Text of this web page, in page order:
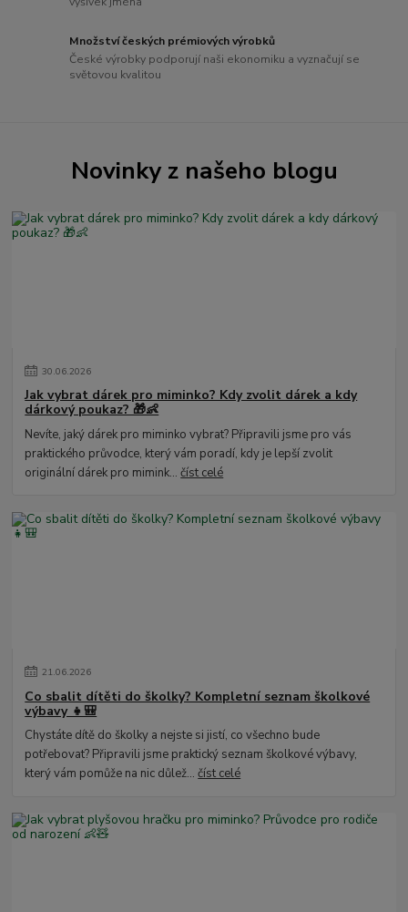
Množství českých prémiových výrobků
České výrobky podporují naši ekonomiku a vyznačují se
světovou kvalitou
Novinky z našeho blogu
30.06.2026
Jak vybrat dárek pro miminko? Kdy zvolit dárek a kdy
dárkový poukaz? 🎁👶
Nevíte, jaký dárek pro miminko vybrat? Připravili jsme pro vás
praktického průvodce, který vám poradí, kdy je lepší zvolit
originální dárek pro mimink...číst celé
21.06.2026
Co sbalit dítěti do školky? Kompletní seznam školkové
výbavy 👧🎒
Chystáte dítě do školky a nejste si jistí, co všechno bude
potřebovat? Připravili jsme praktický seznam školkové výbavy,
který vám pomůže na nic důlež...číst celé